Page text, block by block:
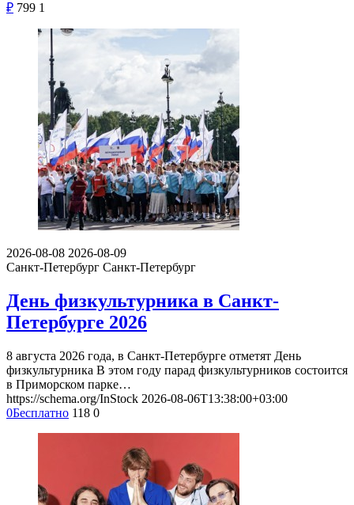
₽ 799 1
2026-08-08 2026-08-09
Санкт-Петербург Санкт-Петербург
День физкультурника в Санкт-
Петербурге 2026
8 августа 2026 года, в Санкт-Петербурге отметят День
физкультурника В этом году парад физкультурников состоится
в Приморском парке…
https://schema.org/InStock 2026-08-06T13:38:00+03:00
0Бесплатно 118 0